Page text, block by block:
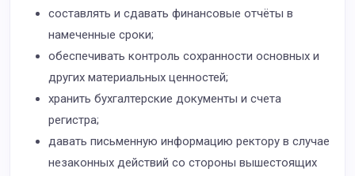
составлять и сдавать финансовые отчёты в
намеченные сроки;
обеспечивать контроль сохранности основных и
других материальных ценностей;
хранить бухгалтерские документы и счета
регистра;
давать письменную информацию ректору в случае
незаконных действий со стороны вышестоящих